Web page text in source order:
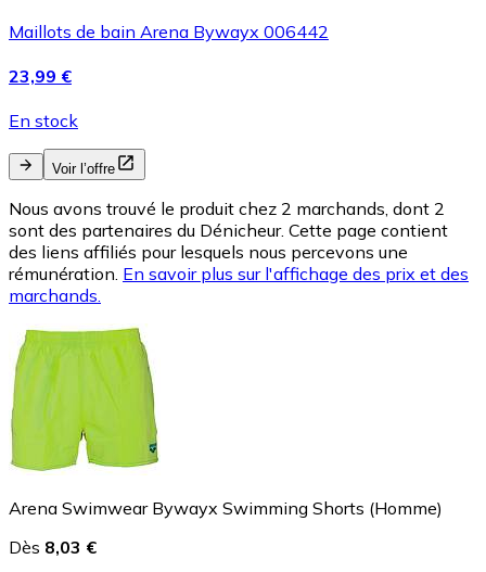
Maillots de bain Arena Bywayx 006442
23,99 €
En stock
Voir l’offre
Nous avons trouvé le produit chez 2 marchands, dont 2
sont des partenaires du Dénicheur. Cette page contient
des liens affiliés pour lesquels nous percevons une
rémunération. En savoir plus sur l'affichage des prix et des
marchands.
Arena Swimwear Bywayx Swimming Shorts (Homme)
Dès 8,03 €